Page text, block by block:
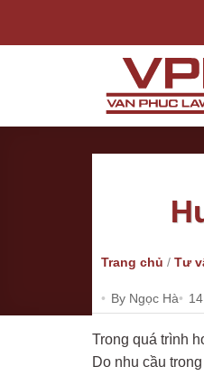
Trang chủ / Tư
By Ngọc Hà
Trong quá trình
Do nhu cầu